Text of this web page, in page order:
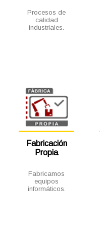
Procesos de
calidad
industriales.
Fabricación
Propia
Fabricamos
equipos
informáticos.